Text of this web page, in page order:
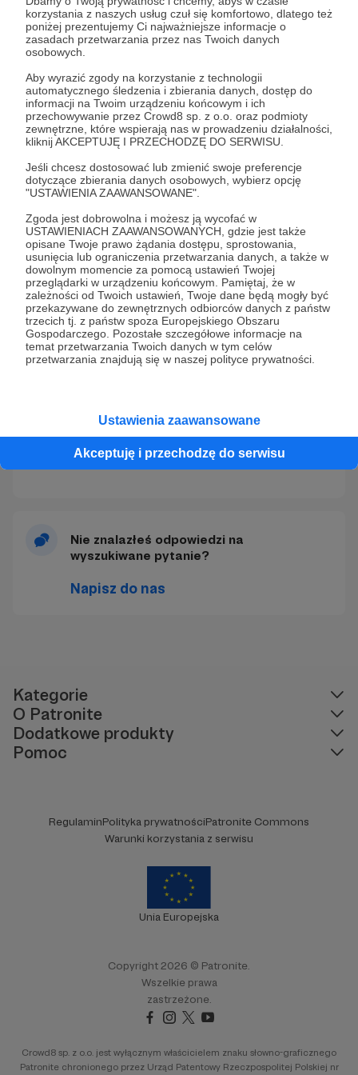
korzystania z naszych usług czuł się komfortowo, dlatego też
poniżej prezentujemy Ci najważniejsze informacje o
zasadach przetwarzania przez nas Twoich danych
osobowych.
Aby wyrazić zgody na korzystanie z technologii
automatycznego śledzenia i zbierania danych, dostęp do
informacji na Twoim urządzeniu końcowym i ich
przechowywanie przez Crowd8 sp. z o.o. oraz podmioty
zewnętrzne, które wspierają nas w prowadzeniu działalności,
kliknij AKCEPTUJĘ I PRZECHODZĘ DO SERWISU.
Jeśli chcesz dostosować lub zmienić swoje preferencje
dotyczące zbierania danych osobowych, wybierz opcję
"USTAWIENIA ZAAWANSOWANE".
Zgoda jest dobrowolna i możesz ją wycofać w
USTAWIENIACH ZAAWANSOWANYCH, gdzie jest także
opisane Twoje prawo żądania dostępu, sprostowania,
usunięcia lub ograniczenia przetwarzania danych, a także w
dowolnym momencie za pomocą ustawień Twojej
przeglądarki w urządzeniu końcowym. Pamiętaj, że w
zależności od Twoich ustawień, Twoje dane będą mogły być
przekazywane do zewnętrznych odbiorców danych z państw
trzecich tj. z państw spoza Europejskiego Obszaru
Gospodarczego. Pozostałe szczegółowe informacje na
temat przetwarzania Twoich danych w tym celów
przetwarzania znajdują się w naszej polityce prywatności.
Ustawienia zaawansowane
Akceptuję i przechodzę do serwisu
W tym przypadku konieczny jest zwrot
przedpłaconych środków, dlatego tej
subskrypcji nie można anulować
samodzielnie. Niezbędny jest tutaj
kontakt z naszym zespołem:
kontakt@patronite.pl.
Zobacz również
Czy wpłatę na Autora można odliczyć od
podatku?
Jak zmienić próg na wyższy?
Czy można zmienić kartę w trakcie
subskrypcji?
Czy można zmienić sposób płatności
Wpłaciłem pieniądze za 3 miesiące z góry
– dlaczego pokazuje mi pobranie za
miesiąc?
Nie znalazłeś odpowiedzi na
wyszukiwane pytanie?
Napisz do nas
Kategorie
O Patronite
Dodatkowe produkty
Pomoc
RegulaminPolityka prywatnościPatronite Commons
Warunki korzystania z serwisu
Unia Europejska
Copyright 2026 © Patronite.
Wszelkie prawa
zastrzeżone.
Crowd8 sp. z o.o. jest wyłącznym właścicielem znaku słowno-graficznego
Patronite chronionego przez Urząd Patentowy Rzeczpospolitej Polskiej nr